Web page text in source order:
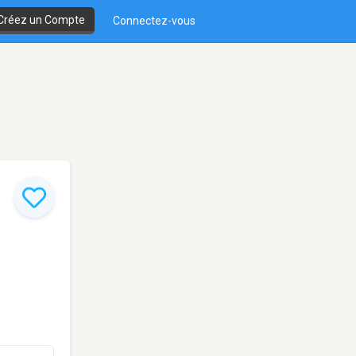
un Compte Connectez-vous